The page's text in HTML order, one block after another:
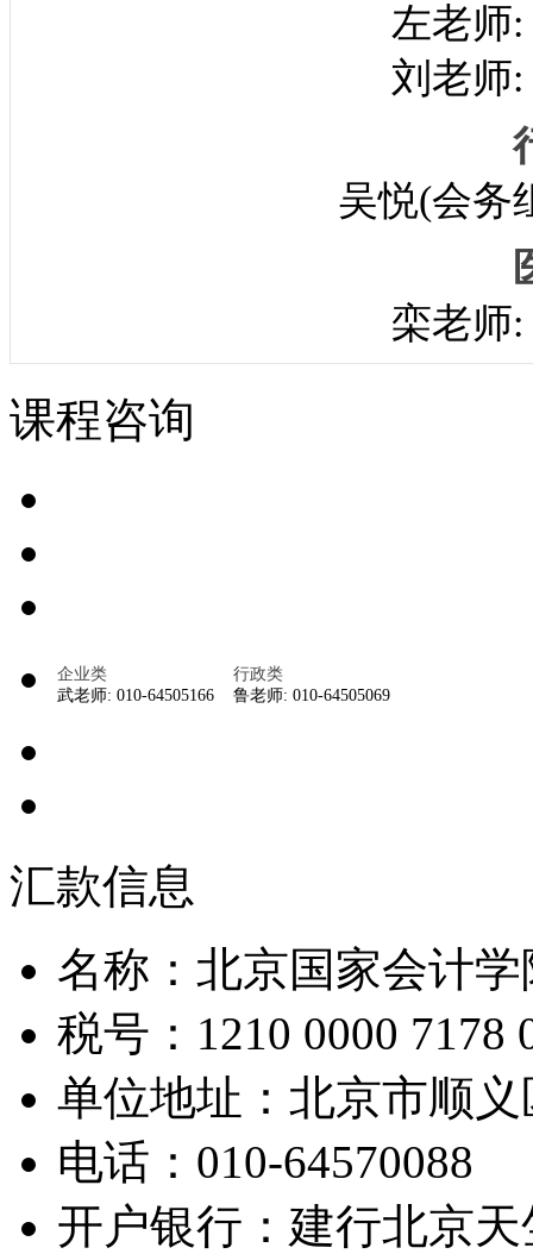
左老师:
刘老师:
吴悦(会务
栾老师:
课程咨询
企业类
武老师: 010-64505166
行政类
鲁老师: 010-64505069
汇款信息
名称：北京国家会计学
税号：1210 0000 7178
单位地址：北京市顺
电话：010-64570088
开户银行：建行北京